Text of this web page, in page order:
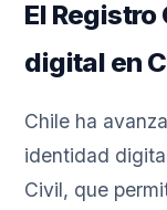
El
digital en
Chile ha
identidad
Civil, que